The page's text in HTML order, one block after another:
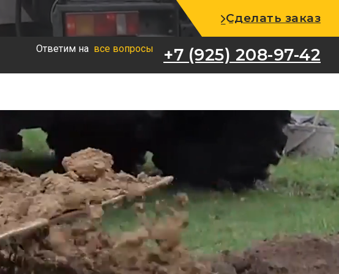
+7 (925) 208-97-42
Сделать заказ
Ответим на все вопросы +7 (925) 208-97-42